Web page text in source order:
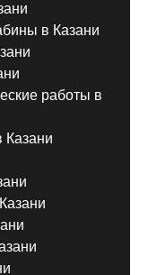
в Казани
работы в
Казани